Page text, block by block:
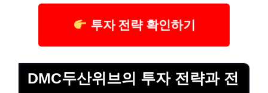
투자 전략 확인하기
DMC두산위브의 투자 전략과 전